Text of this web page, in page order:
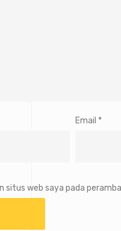
Email *
situs web saya pada